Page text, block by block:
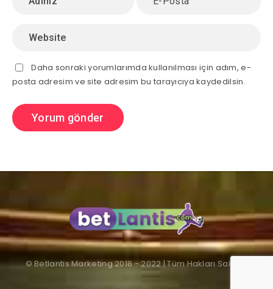
Daha sonraki yorumlarımda kullanılması için adım, e-
posta adresim ve site adresim bu tarayıcıya kaydedilsin.
© Betlantis Marketing 2018 - 2022 | Tüm Hakları Saklıdır